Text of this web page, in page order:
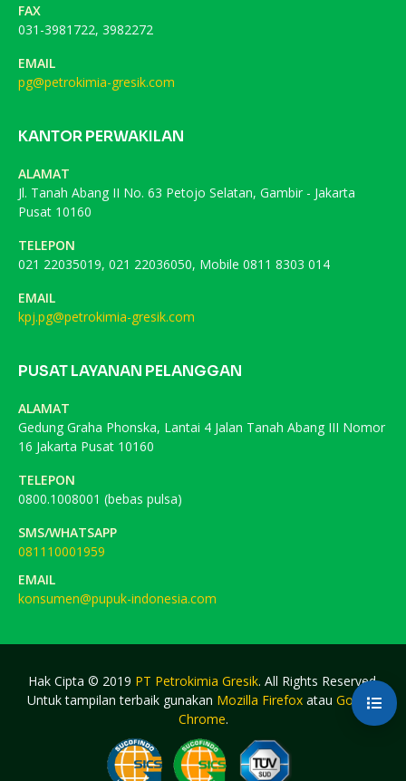
FAX
031-3981722, 3982272
EMAIL
pg@petrokimia-gresik.com
KANTOR PERWAKILAN
ALAMAT
Jl. Tanah Abang II No. 63 Petojo Selatan, Gambir - Jakarta
Pusat 10160
TELEPON
021 22035019, 021 22036050, Mobile 0811 8303 014
EMAIL
kpj.pg@petrokimia-gresik.com
PUSAT LAYANAN PELANGGAN
ALAMAT
Gedung Graha Phonska, Lantai 4 Jalan Tanah Abang III Nomor
16 Jakarta Pusat 10160
TELEPON
0800.1008001 (bebas pulsa)
SMS/WHATSAPP
081110001959
EMAIL
konsumen@pupuk-indonesia.com
Hak Cipta © 2019 PT Petrokimia Gresik. All Rights Reserved.
Untuk tampilan terbaik gunakan Mozilla Firefox atau Google
Chrome.